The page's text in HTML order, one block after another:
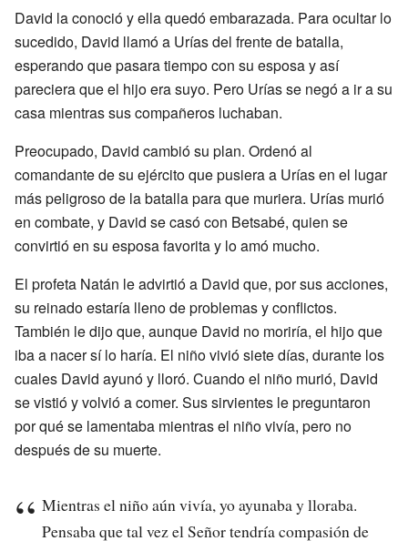
David la conoció y ella quedó embarazada. Para ocultar lo
sucedido, David llamó a Urías del frente de batalla,
esperando que pasara tiempo con su esposa y así
pareciera que el hijo era suyo. Pero Urías se negó a ir a su
casa mientras sus compañeros luchaban.
Preocupado, David cambió su plan. Ordenó al
comandante de su ejército que pusiera a Urías en el lugar
más peligroso de la batalla para que muriera. Urías murió
en combate, y David se casó con Betsabé, quien se
convirtió en su esposa favorita y lo amó mucho.
El profeta Natán le advirtió a David que, por sus acciones,
su reinado estaría lleno de problemas y conflictos.
También le dijo que, aunque David no moriría, el hijo que
iba a nacer sí lo haría. El niño vivió siete días, durante los
cuales David ayunó y lloró. Cuando el niño murió, David
se vistió y volvió a comer. Sus sirvientes le preguntaron
por qué se lamentaba mientras el niño vivía, pero no
después de su muerte.
Mientras el niño aún vivía, yo ayunaba y lloraba.
Pensaba que tal vez el Señor tendría compasión de